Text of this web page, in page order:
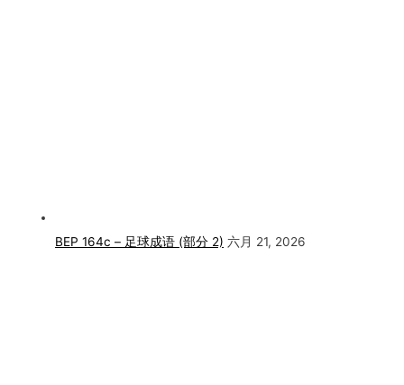
BEP 164c – 足球成语 (部分 2) 六月 21, 2026